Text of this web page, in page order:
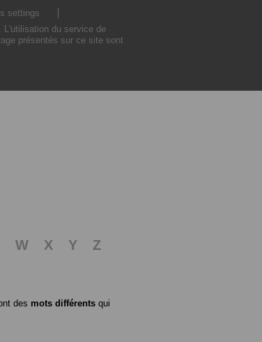
settings
du service de
présentés sur ce site sont
W X Y
Z
des mots différents qui